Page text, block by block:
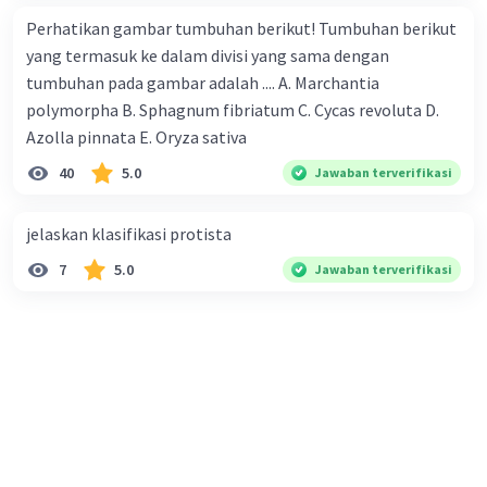
Perhatikan gambar tumbuhan berikut! Tumbuhan berikut
yang termasuk ke dalam divisi yang sama dengan
tumbuhan pada gambar adalah .... A. Marchantia
polymorpha B. Sphagnum fibriatum C. Cycas revoluta D.
Azolla pinnata E. Oryza sativa
40 5.0 Jawaban terverifikasi
jelaskan klasifikasi protista
7 5.0 Jawaban terverifikasi